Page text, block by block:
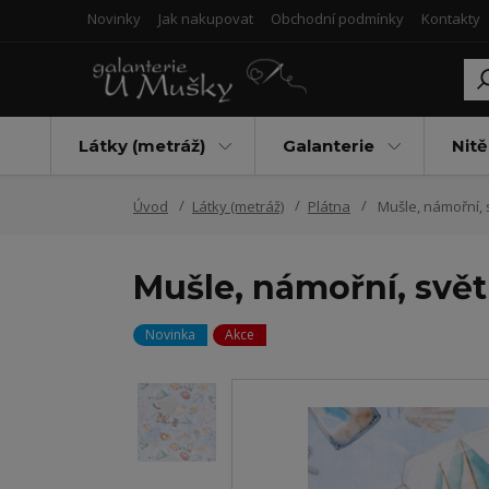
Novinky Jak nakupovat Obchodní podmínky Kontakty
Látky (metráž) Galanterie Nitě
Úvod Látky (metráž) Plátna Mušle, námořní,
Mušle, námořní,
Novinka Akce